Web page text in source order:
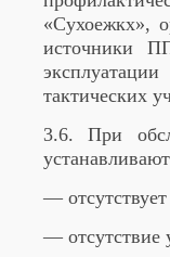
«Сухоежкх»,
источники
тактических
3.6. При
—
— отсутствие